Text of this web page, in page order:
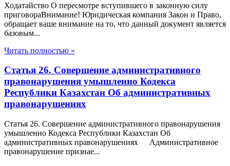
Ходатайство О пересмотре вступившего в законную силу
приговораВнимание! Юридическая компания Закон и Право,
обращает ваше внимание на то, что данный документ является
базовым...
Читать полностью »
Статья 26. Совершение административного
правонарушения умышленно Кодекса
Республики Казахстан Об административных
правонарушениях
Статья 26. Совершение административного правонарушения
умышленно Кодекса Республики Казахстан Об
административных правонарушениях Административное
правонарушение признае...